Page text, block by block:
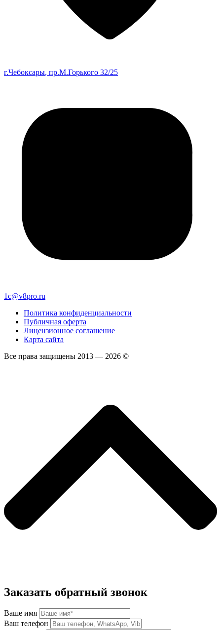
г.Чебоксары, пр.М.Горького 32/25
1c@v8pro.ru
Политика конфиденциальности
Публичная оферта
Лицензионное соглашение
Карта сайта
Все права защищены 2013 — 2026 ©
Заказать обратный звонок
Ваше имя
Ваш телефон